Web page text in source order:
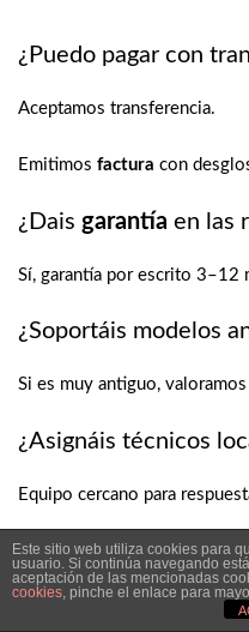
¿Puedo pagar con
Aceptamos transferencia.
Emitimos factura con
¿Dais garantía en las
Sí, garantía por escrito 3–12
¿Soportáis modelos
Si es muy antiguo,
¿Asignáis técnicos
Equipo cercano para
Técnico asignado para
Este sitio web utiliza cookies para
usuario. Si continúa navegando
aceptación de las mencionadas
cookies, pinche el enlace para